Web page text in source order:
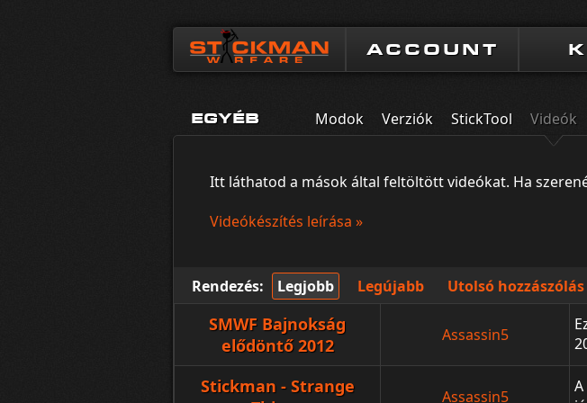
ACCOUNT
EGYÉB Modok Verziók StickTool Videók
Itt láthatod a mások által feltöltött videókat. Ha
Videókészítés leírása »
Rendezés: Legjobb Legújabb Utolsó hozzászólás
SMWF Bajnokság
elődöntő 2012
Assassin5
Stickman - Strange
Assassin5